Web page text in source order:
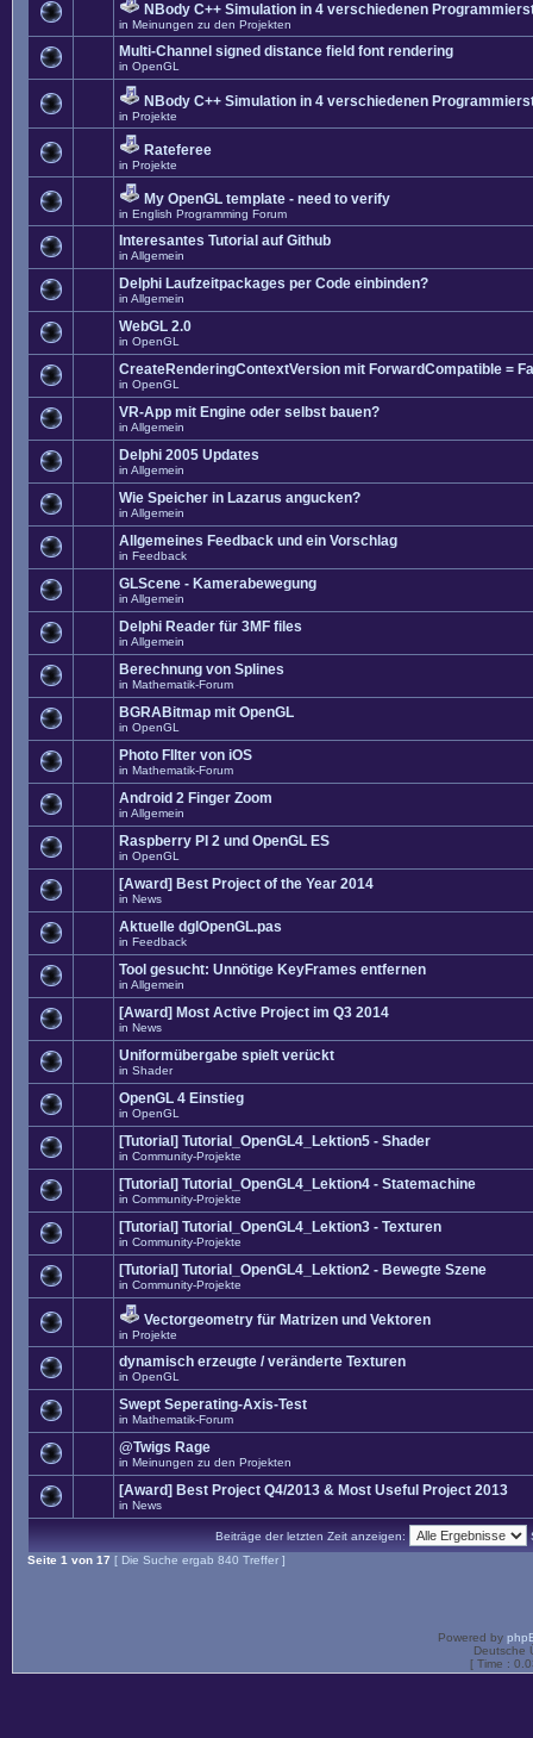
NBody C++ Simulation in 4 verschiedenen
in Meinungen zu den Projekten
Multi-Channel signed distance field font rendering
in OpenGL
NBody C++ Simulation in 4 verschiedenen
in Projekte
Rateferee
in Projekte
My OpenGL template - need to verify
in English Programming Forum
Interesantes Tutorial auf Github
in Allgemein
Delphi Laufzeitpackages per Code einbinden?
in Allgemein
WebGL 2.0
in OpenGL
CreateRenderingContextVersion mit ForwardCompatible =
in OpenGL
VR-App mit Engine oder selbst bauen?
in Allgemein
Delphi 2005 Updates
in Allgemein
Wie Speicher in Lazarus angucken?
in Allgemein
Allgemeines Feedback und ein Vorschlag
in Feedback
GLScene - Kamerabewegung
in Allgemein
Delphi Reader für 3MF files
in Allgemein
Berechnung von Splines
in Mathematik-Forum
BGRABitmap mit OpenGL
in OpenGL
Photo FIlter von iOS
in Mathematik-Forum
Android 2 Finger Zoom
in Allgemein
Raspberry PI 2 und OpenGL ES
in OpenGL
[Award] Best Project of the Year 2014
in News
Aktuelle dglOpenGL.pas
in Feedback
Tool gesucht: Unnötige KeyFrames entfernen
in Allgemein
[Award] Most Active Project im Q3 2014
in News
Uniformübergabe spielt verückt
in Shader
OpenGL 4 Einstieg
in OpenGL
[Tutorial] Tutorial_OpenGL4_Lektion5 - Shader
in Community-Projekte
[Tutorial] Tutorial_OpenGL4_Lektion4 - Statemachine
in Community-Projekte
[Tutorial] Tutorial_OpenGL4_Lektion3 - Texturen
in Community-Projekte
[Tutorial] Tutorial_OpenGL4_Lektion2 - Bewegte Szene
in Community-Projekte
Vectorgeometry für Matrizen und Vektoren
in Projekte
dynamisch erzeugte / veränderte Texturen
in OpenGL
Swept Seperating-Axis-Test
in Mathematik-Forum
@Twigs Rage
in Meinungen zu den Projekten
[Award] Best Project Q4/2013 & Most Useful Project 2013
in News
Beiträge der letzten Zeit anzeigen:
Seite 1 von 17 [ Die Suche ergab 840 Treffer ]
Powered by
Deutsche
[ Time :